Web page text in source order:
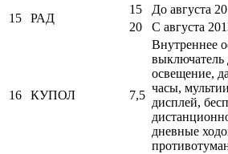
15
РАД
15
До августа
20
С августа
16 КУПОЛ 7,5
Внутреннее
выключатель
освещение,
часы,
дисплей,
дневные